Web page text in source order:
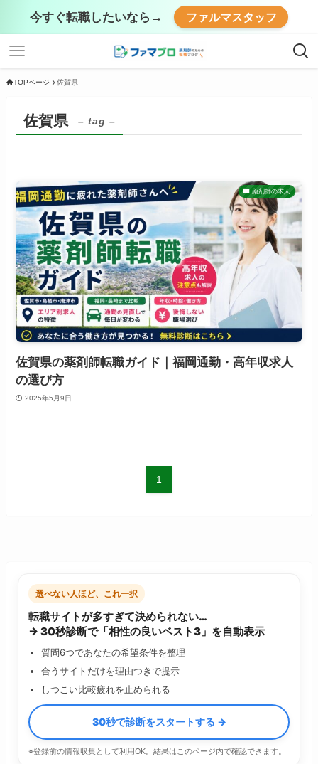
今すぐ転職したいなら→ ファルマスタッフ
TOPページ 佐賀県
佐賀県 – tag –
薬剤師の求人
佐賀県の薬剤師転職ガイド｜福岡通勤・高年収求人
の選び方
2025年5月9日
1
選べない人ほど、これ一択
転職サイトが多すぎて決められない…
→ 30秒診断で「相性の良いベスト3」を自動表示
質問6つであなたの希望条件を整理
合うサイトだけを理由つきで提示
しつこい比較疲れを止められる
30秒で診断をスタートする →
※登録前の情報収集として利用OK。結果はこのページ内で確認できます。